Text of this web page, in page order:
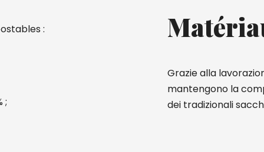
:
;
Grazie alla
mantengono la
dei tradizionali